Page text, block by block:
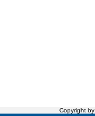
Copyright by